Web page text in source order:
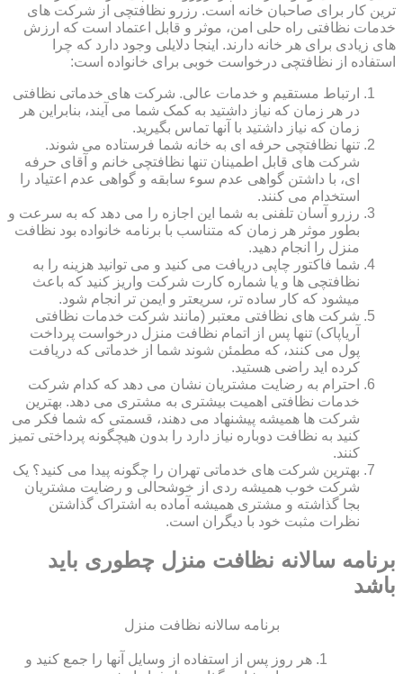
ترین کار برای صاحبان خانه است. رزرو نظافتچی از شرکت های
خدمات نظافتی راه حلی امن، موثر و قابل اعتماد است که ارزش
های زیادی برای هر خانه دارند. اینجا دلایلی وجود دارد که چرا
استفاده از نظافتچی درخواست خوبی برای خانواده است:
ارتباط مستقیم و خدمات عالی. شرکت های خدماتی نظافتی
در هر زمان که نیاز داشتید به کمک شما می آیند، بنابراین هر
زمان که نیاز داشتید با آنها تماس بگیرید.
تنها نظافتچی حرفه ای به خانه شما فرستاده می شوند.
شرکت های قابل اطمینان تنها نظافتچی خانم و آقای حرفه
ای، با داشتن گواهی عدم سوء سابقه و گواهی عدم اعتیاد را
استخدام می کنند.
رزرو آسان تلفنی به شما این اجازه را می دهد که به سرعت و
بطور موثر هر زمان که متناسب با برنامه خانواده بود نظافت
منزل را انجام دهید.
شما فاکتور چاپی دریافت می کنید و می توانید هزینه را به
نظافتچی ها و یا شماره کارت شرکت واریز کنید که باعث
میشود که کار ساده تر، سریعتر و ایمن تر انجام شود.
شرکت های نظافتی معتبر (مانند شرکت خدمات نظافتی
آریاپاک) تنها پس از اتمام نظافت منزل درخواست پرداخت
پول می کنند، که مطمئن شوند شما از خدماتی که دریافت
کرده اید راضی هستید.
احترام به رضایت مشتریان نشان می دهد که کدام شرکت
خدمات نظافتی اهمیت بیشتری به مشتری می دهد. بهترین
شرکت ها همیشه پیشنهاد می دهند، قسمتی که شما فکر می
کنید به نظافت دوباره نیاز دارد را بدون هیچگونه پرداختی تمیز
کنند.
بهترین شرکت های خدماتی تهران را چگونه پیدا می کنید؟ یک
شرکت خوب همیشه ردی از خوشحالی و رضایت مشتریان
بجا گذاشته و مشتری همیشه آماده به اشتراک گذاشتن
نظرات مثبت خود با دیگران است.
برنامه سالانه نظافت منزل چطوری باید
باشد
برنامه سالانه نظافت منزل
هر روز پس از استفاده از وسایل آنها را جمع کنید و